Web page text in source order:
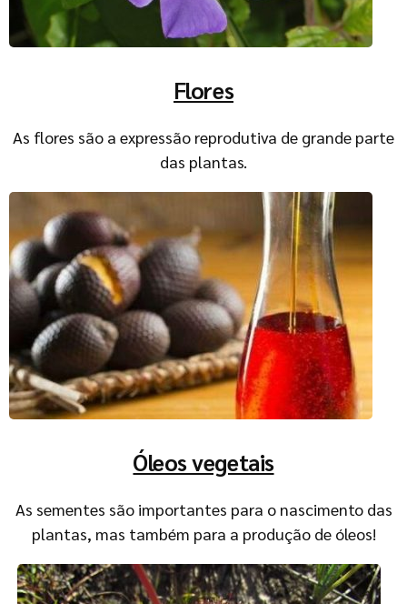
Flores
As flores são a expressão reprodutiva de grande parte
das plantas.
Óleos vegetais
As sementes são importantes para o nascimento das
plantas, mas também para a produção de óleos!